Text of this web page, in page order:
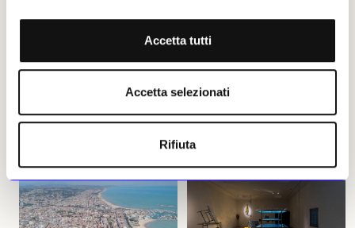
Accetta tutti
Accetta selezionati
Rifiuta
Leggi i suoi articoli
Altri articoli dell'autore